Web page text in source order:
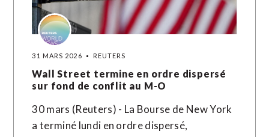
31 MARS 2026 REUTERS
Wall Street termine en ordre dispersé
sur fond de conflit au M-O
30 mars (Reuters) - La Bourse de New York
a terminé lundi en ordre dispersé,